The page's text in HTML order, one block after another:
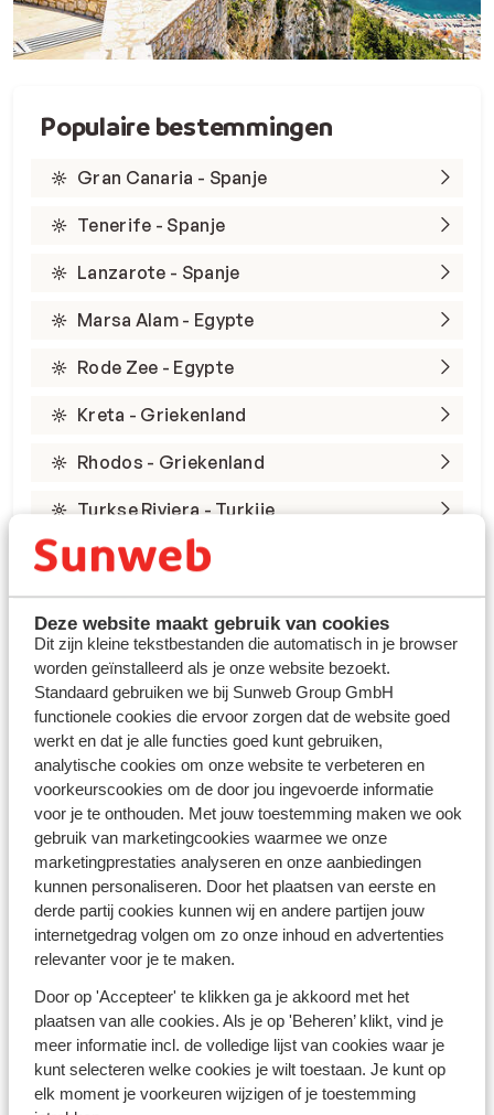
Deze website maakt gebruik van cookies
Dit zijn kleine tekstbestanden die automatisch in je browser
worden geïnstalleerd als je onze website bezoekt.
Standaard gebruiken we bij Sunweb Group GmbH
functionele cookies die ervoor zorgen dat de website goed
werkt en dat je alle functies goed kunt gebruiken,
analytische cookies om onze website te verbeteren en
voorkeurscookies om de door jou ingevoerde informatie
voor je te onthouden. Met jouw toestemming maken we ook
gebruik van marketingcookies waarmee we onze
marketingprestaties analyseren en onze aanbiedingen
kunnen personaliseren. Door het plaatsen van eerste en
derde partij cookies kunnen wij en andere partijen jouw
internetgedrag volgen om zo onze inhoud en advertenties
relevanter voor je te maken.
Door op 'Accepteer' te klikken ga je akkoord met het
plaatsen van alle cookies. Als je op 'Beheren’ klikt, vind je
meer informatie incl. de volledige lijst van cookies waar je
kunt selecteren welke cookies je wilt toestaan. Je kunt op
elk moment je voorkeuren wijzigen of je toestemming
Populaire bestemmingen
Gran Canaria - Spanje
Tenerife - Spanje
Lanzarote - Spanje
Marsa Alam - Egypte
Rode Zee - Egypte
Kreta - Griekenland
Rhodos - Griekenland
Turkse Riviera - Turkije
Winterzon Egypte: all-in
vanaf €599 p.p.
Bekijk deals
Gesponsord
Bekijk onze unieke toplocaties